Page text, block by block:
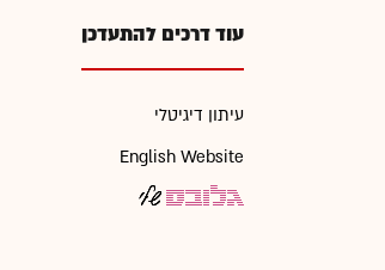
עוד דרכים להתעדכן
עיתון דיגיטלי
English Website